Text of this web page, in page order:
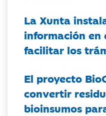
La Xunta
información en
facilitar los
El proyecto
convertir
bioinsumos